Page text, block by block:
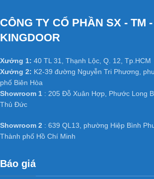
+ Độ ổn định cao của cửa
nghiệp MDF phủ PVC
và không bị hiện tượng hở các mối ghép dưới
+ Cách âm cách nhiệt tốt
công nghiệp MDF phủ PVC
Khoảng trống do khung xương tạo ra nên có
nhiệt. Cánh cửa nhẹ, tránh được tình trạng xệ
Ứng dụngcửa gỗ
CÔNG TY CỔ PHẦN SX - TM
KINGDOOR
Xưởng 1: 40 TL 31, Thạnh Lộc, Q. 12, Tp.HCM
Xưởng 2: K2-39 đường Nguyễn Tri Phương,
phố Biên Hòa
Showroom 1 : 205 Đỗ Xuân Hợp, Phước Long
Thủ Đức
Showroom 2 : 639 QL13, phường Hiệp Bình
Thành phố Hồ Chí Minh
Báo giá